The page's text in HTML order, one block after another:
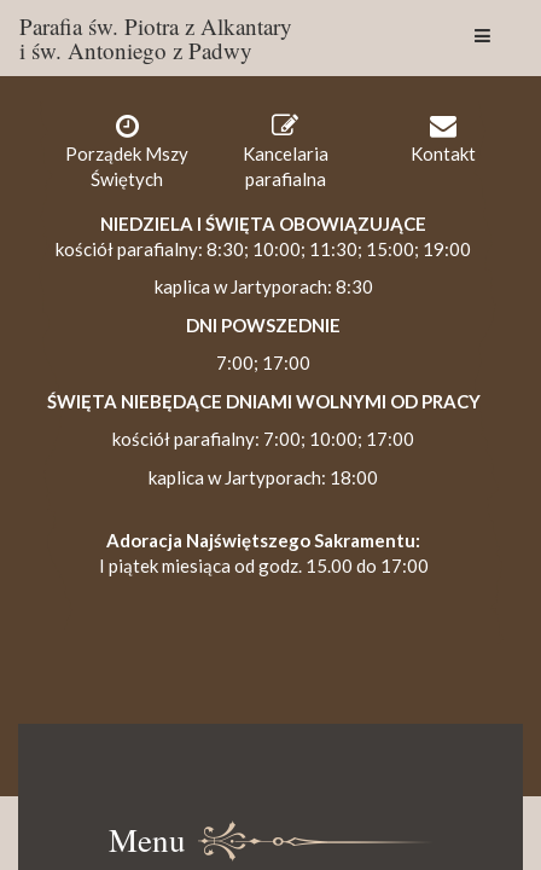
Parafia św. Piotra z Alkantary
i św. Antoniego z Padwy
Porządek Mszy
Świętych
Kancelaria
parafialna
Kontakt
NIEDZIELA I ŚWIĘTA OBOWIĄZUJĄCE
kościół parafialny: 8:30; 10:00; 11:30; 15:00; 19:00
kaplica w Jartyporach: 8:30
DNI POWSZEDNIE
7:00; 17:00
ŚWIĘTA NIEBĘDĄCE DNIAMI WOLNYMI OD PRACY
kościół parafialny: 7:00; 10:00; 17:00
kaplica w Jartyporach: 18:00
Adoracja Najświętszego Sakramentu:
I piątek miesiąca od godz. 15.00 do 17:00
Czynna od poniedziałku do soboty do godz. 8.30 oraz po Mszy
św. wieczornej do godz. 18.00.
Telefon dyżurny: +48 665 034 305
Menu